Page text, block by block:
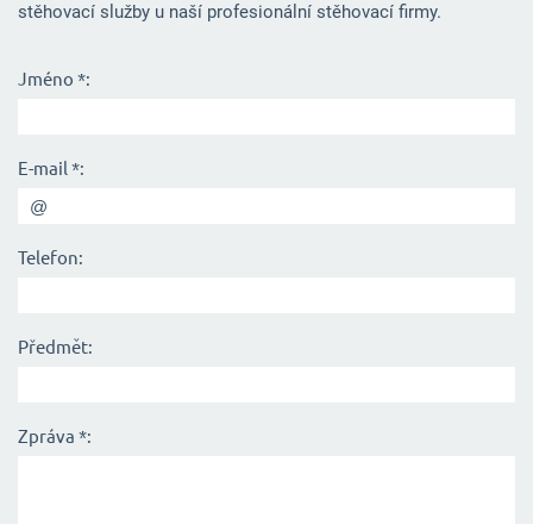
stěhovací služby u naší profesionální stěhovací firmy.
Jméno *:
E-mail *:
Telefon:
Předmět:
Zpráva *: